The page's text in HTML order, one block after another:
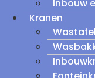
Inbouw
Kranen